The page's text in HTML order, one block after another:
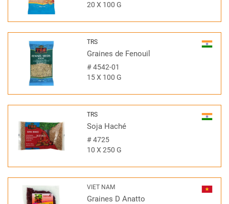
20 X 100 G
TRS
Graines de Fenouil
#4542-01
15 X 100 G
TRS
Soja Haché
#4725
10 X 250 G
VIET NAM
Graines D Anatto